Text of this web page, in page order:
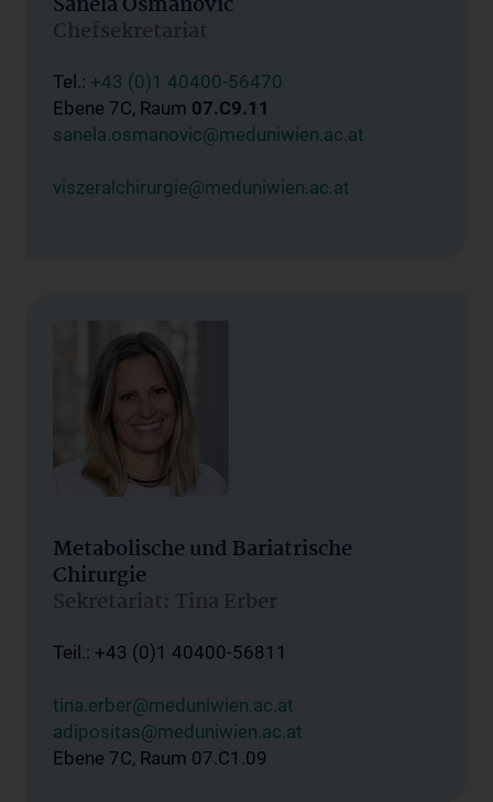
Chefsekretariat
Tel.: +43 (0)1 40400-56470
Ebene 7C, Raum 07.C9.11
sanela.osmanovic@meduniwien.ac.at
viszeralchirurgie@meduniwien.ac.at
Metabolische und Bariatrische
Chirurgie
Sekretariat: Tina Erber
Teil.: +43 (0)1 40400-56811
tina.erber@meduniwien.ac.at
adipositas@meduniwien.ac.at
Ebene 7C, Raum 07.C1.09